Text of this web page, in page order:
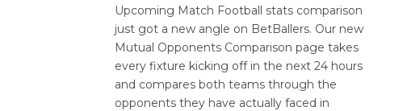
Upcoming Match Football stats comparison
just got a new angle on BetBallers. Our new
Mutual Opponents Comparison page takes
every fixture kicking off in the next 24 hours
and compares both teams through the
opponents they have actually faced in